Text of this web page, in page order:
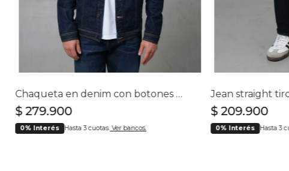
Chaquetas y Chalecos
Buzos
Chaquetas y Chalecos
Chaquetas y Chalecos
chaquetas mujer
Chaqueta en denim con botones para hombre
$ 279.900
0% Interés Hasta 3 cuotas.Ver bancos.
$ 209.900
0% Interés Hasta 3